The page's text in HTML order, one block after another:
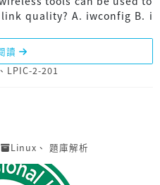
quality? A. iwconfig B. i
讀
、 LPIC-2-201
Linux 、 題庫解析